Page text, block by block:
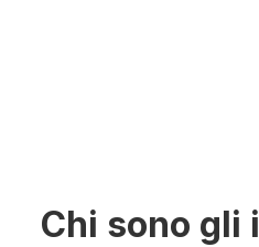
Chi sono gli